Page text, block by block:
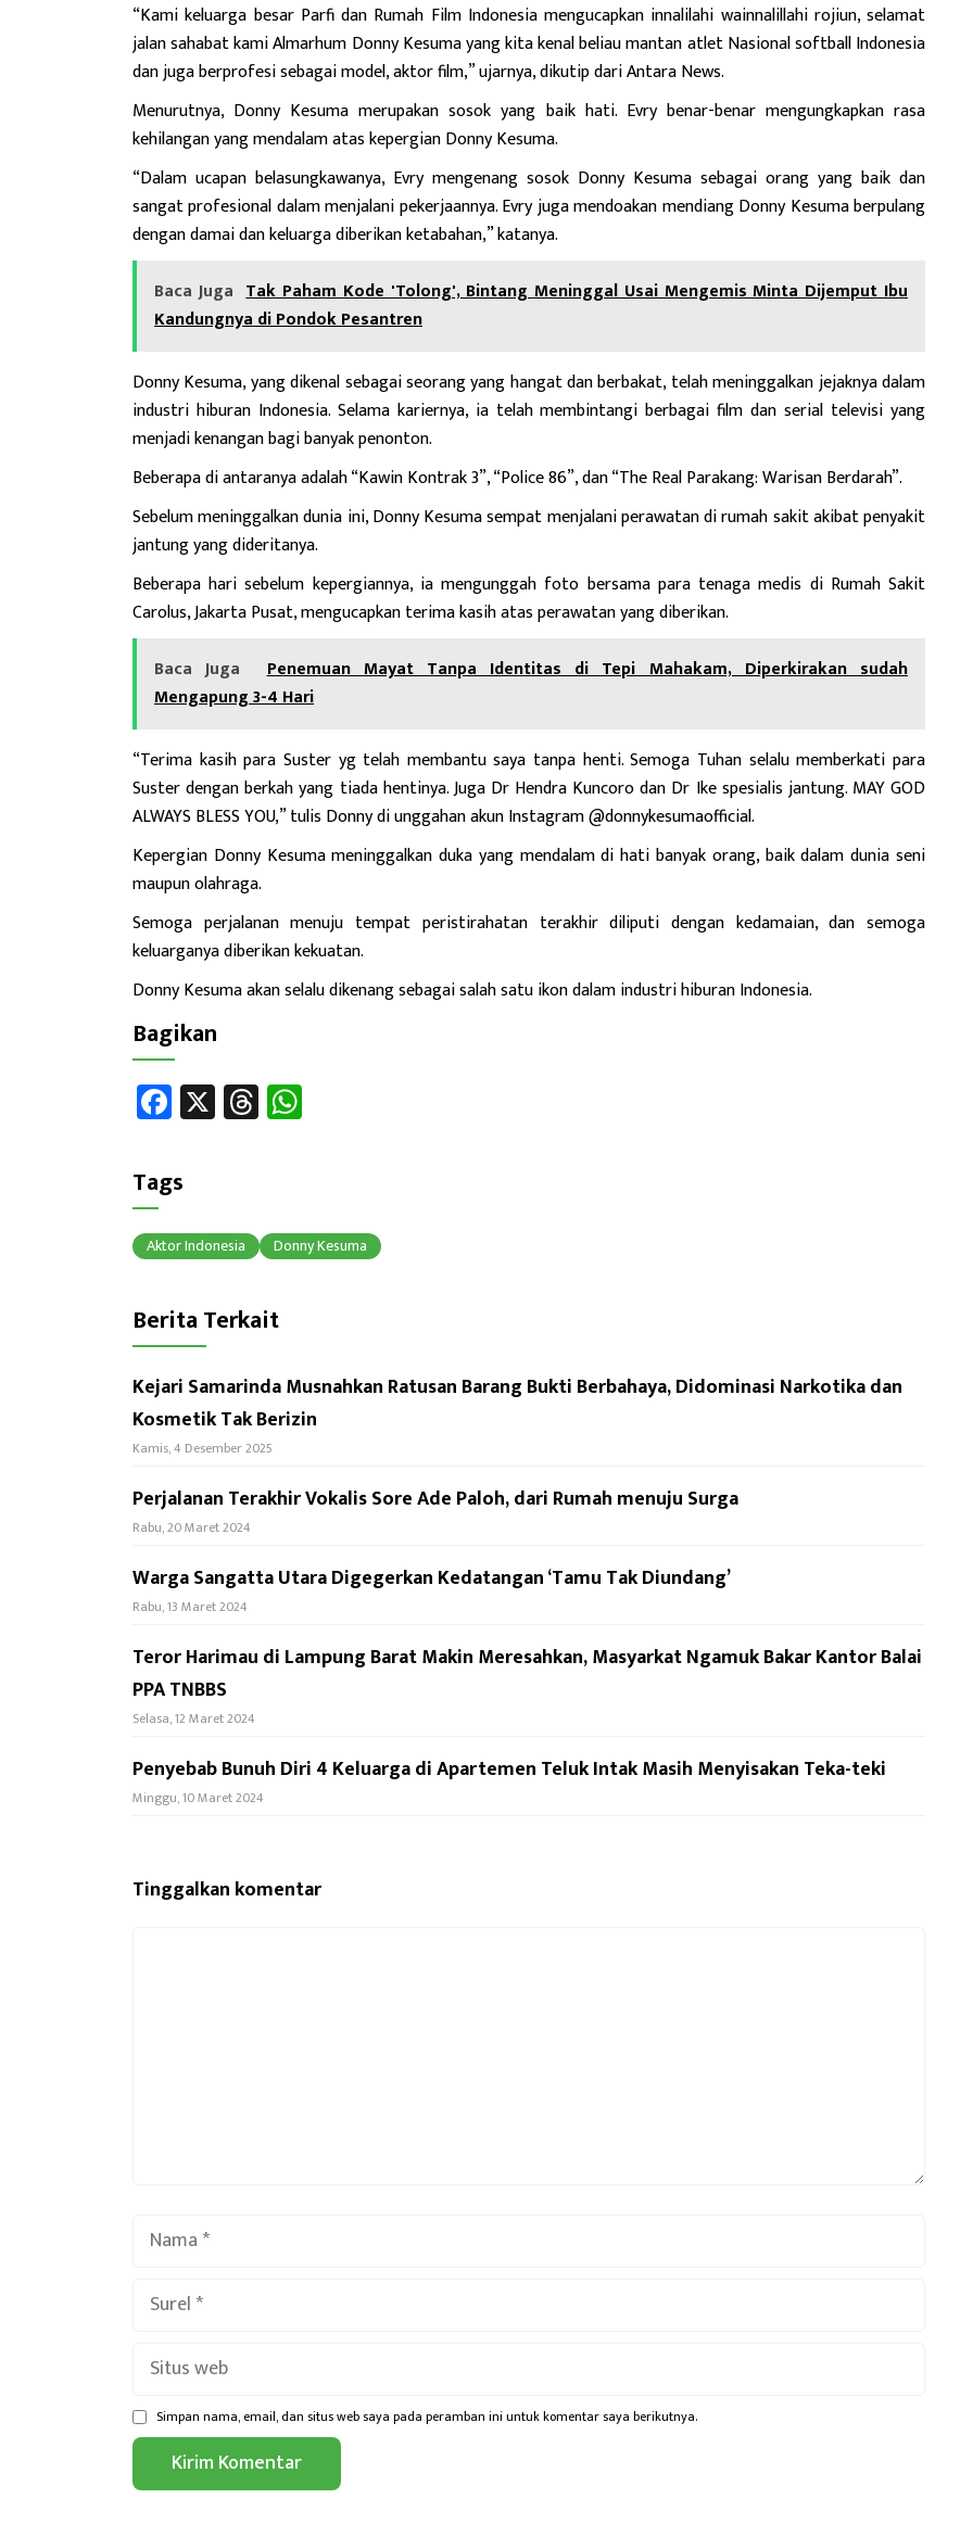
“Kami keluarga besar Parfi dan Rumah Film Indonesia mengucapkan innalilahi wainnalillahi rojiun, selamat
jalan sahabat kami Almarhum Donny Kesuma yang kita kenal beliau mantan atlet Nasional softball Indonesia
dan juga berprofesi sebagai model, aktor film,” ujarnya, dikutip dari Antara News.
Menurutnya, Donny Kesuma merupakan sosok yang baik hati. Evry benar-benar mengungkapkan rasa
kehilangan yang mendalam atas kepergian Donny Kesuma.
“Dalam ucapan belasungkawanya, Evry mengenang sosok Donny Kesuma sebagai orang yang baik dan
sangat profesional dalam menjalani pekerjaannya. Evry juga mendoakan mendiang Donny Kesuma berpulang
dengan damai dan keluarga diberikan ketabahan,” katanya.
Baca Juga Tak Paham Kode 'Tolong', Bintang Meninggal Usai Mengemis Minta Dijemput Ibu
Kandungnya di Pondok Pesantren
Donny Kesuma, yang dikenal sebagai seorang yang hangat dan berbakat, telah meninggalkan jejaknya dalam
industri hiburan Indonesia. Selama kariernya, ia telah membintangi berbagai film dan serial televisi yang
menjadi kenangan bagi banyak penonton.
Beberapa di antaranya adalah “Kawin Kontrak 3”, “Police 86”, dan “The Real Parakang: Warisan Berdarah”.
Sebelum meninggalkan dunia ini, Donny Kesuma sempat menjalani perawatan di rumah sakit akibat penyakit
jantung yang dideritanya.
Beberapahari sebelum kepergiannya, ia mengunggah foto bersama para tenaga medis di Rumah Sakit
Carolus, Jakarta Pusat, mengucapkan terima kasih atas perawatan yang diberikan.
Baca Juga
Penemuan Mayat Tanpa Identitas di Tepi Mahakam, Diperkirakan sudah
Mengapung 3-4 Hari
“Terima kasih para Suster yg telah membantu saya tanpa henti. Semoga Tuhan selalu memberkati para
Suster dengan berkah yang tiada hentinya. Juga Dr Hendra Kuncoro dan Dr Ike spesialis jantung. MAY GOD
ALWAYS BLESS YOU,” tulis Donny di unggahan akun Instagram @donnykesumaofficial.
Kepergian Donny Kesuma meninggalkan duka yang mendalam di hati banyak orang, baik dalam dunia seni
maupun olahraga.
Semoga perjalanan menuju tempat peristirahatan terakhir diliputi dengan kedamaian, dan semoga
keluarganya diberikan kekuatan.
Donny Kesuma akan selalu dikenang sebagai salah satu ikon dalam industri hiburan Indonesia.
Bagikan
Fa
ce
b
o
ok
X T
hr
p
p
Tags
Aktor Indonesia Donny Kesuma
Berita Terkait
Kejari Samarinda Musnahkan Ratusan Barang Bukti Berbahaya, Didominasi Narkotika dan
Kosmetik Tak Berizin
Kamis, 4 Desember 2025
Perjalanan Terakhir Vokalis Sore Ade Paloh, dari Rumah menuju Surga
Rabu, 20 Maret 2024
Warga Sangatta Utara Digegerkan Kedatangan ‘Tamu Tak Diundang’
Rabu, 13 Maret 2024
Teror Harimau di Lampung Barat Makin Meresahkan, Masyarkat Ngamuk Bakar Kantor Balai
PPA TNBBS
Selasa, 12 Maret 2024
Penyebab Bunuh Diri 4 Keluarga di Apartemen Teluk Intak Masih Menyisakan Teka-teki
Minggu, 10 Maret 2024
Tinggalkan komentar
web
Simpan nama, email, dan situs web saya pada peramban ini untuk komentar saya berikutnya.